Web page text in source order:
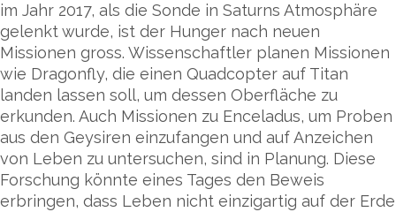
im Jahr 2017, als die Sonde in Saturns Atmosphäre
gelenkt wurde, ist der Hunger nach neuen
Missionen gross. Wissenschaftler planen Missionen
wie Dragonfly, die einen Quadcopter auf Titan
landen lassen soll, um dessen Oberfläche zu
erkunden. Auch Missionen zu Enceladus, um Proben
aus den Geysiren einzufangen und auf Anzeichen
von Leben zu untersuchen, sind in Planung. Diese
Forschung könnte eines Tages den Beweis
erbringen, dass Leben nicht einzigartig auf der Erde